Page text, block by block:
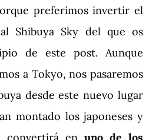
preferimos invertir el
Shibuya Sky del que os
de este post. Aunque
a Tokyo, nos pasaremos
desde este nuevo lugar
montado los japoneses y
convertirá en uno de los